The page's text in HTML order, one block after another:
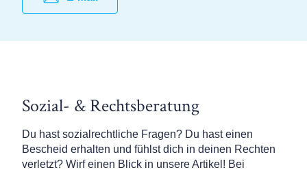
Sozial- & Rechtsberatung
Du hast sozialrechtliche Fragen? Du hast einen
Bescheid erhalten und fühlst dich in deinen Rechten
verletzt? Wirf einen Blick in unsere Artikel! Bei